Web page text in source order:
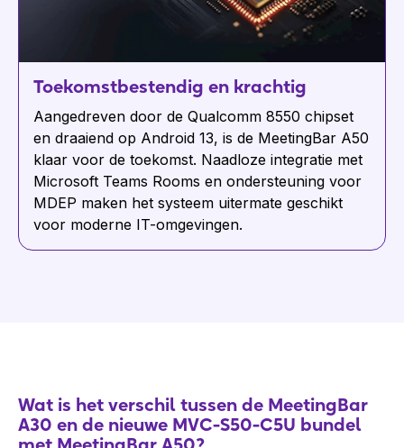
Toekomstbestendig en krachtig
Aangedreven door de Qualcomm 8550 chipset
en draaiend op Android 13, is de MeetingBar A50
klaar voor de toekomst. Naadloze integratie met
Microsoft Teams Rooms en ondersteuning voor
MDEP maken het systeem uitermate geschikt
voor moderne IT-omgevingen.
Wat is het verschil tussen de MeetingBar
A30 en de nieuwe MVC-S50-C5U bundel